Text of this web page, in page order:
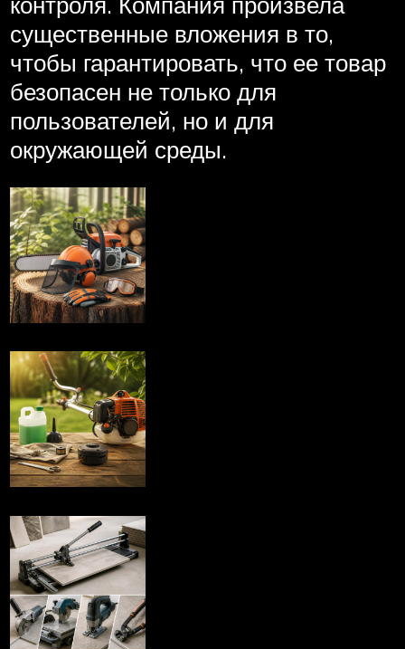
существенные вложения в то,
чтобы гарантировать, что ее товар
безопасен не только для
пользователей, но и для
окружающей среды.